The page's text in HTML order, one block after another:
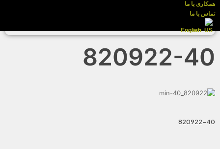
همکاری با ما
تماس با ما
English
820922-40
820922-40